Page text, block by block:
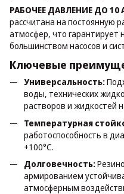
РАБОЧЕЕ ДАВЛЕНИЕ ДО 10
рассчитана на постоянную
атмосфер, что гарантирует
большинством насосов и
Ключевые
Универсальность:
воды, технических
растворов и жидкостей
Температурная
работоспособность в
+100°C.
Долговечность:
армированием
атмосферным